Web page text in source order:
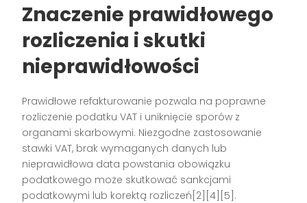
Znaczenie prawidłowego
rozliczenia i skutki
nieprawidłowości
Prawidłowe refakturowanie pozwala na poprawne
rozliczenie podatku VAT i uniknięcie sporów z
organami skarbowymi. Niezgodne zastosowanie
stawki VAT, brak wymaganych danych lub
nieprawidłowa data powstania obowiązku
podatkowego może skutkować sankcjami
podatkowymi lub korektą rozliczeń[2][4][5].